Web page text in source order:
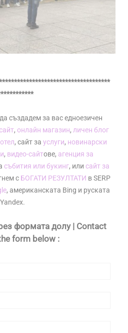
създадем за вас едноезичен
, онлайн магазин, личен блог
, сайт за услуги, новинарски
, видео-сайтове, агенция за
събития или букинг, или сайт за
с БОГАТИ РЕЗУЛТАТИ в SERP
, американската Bing и руската
Yandex.
формата долу | Contact
form below :